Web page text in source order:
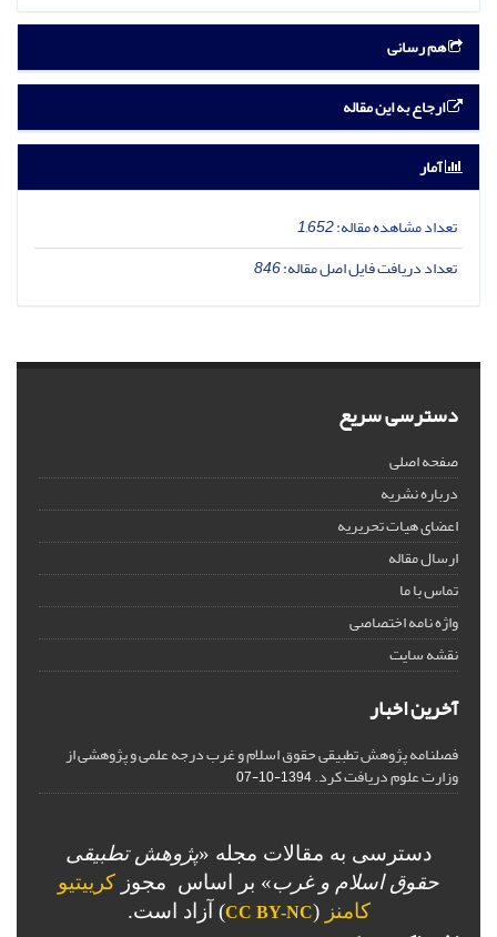
هم رسانی
ارجاع به این مقاله
آمار
تعداد مشاهده مقاله:1,652
تعداد دریافت فایل اصل مقاله:846
دسترسی سریع
صفحه اصلی
درباره نشریه
اعضای هیات تحریریه
ارسال مقاله
تماس با ما
واژه نامه اختصاصی
نقشه سایت
آخرین اخبار
فصلنامه پژوهش تطبیقی حقوق اسلام و غرب درجه علمی و پژوهشی از
وزارت علوم دریافت کرد.1394-10-07
دسترسی به مقالات مجله «پژوهش تطبیقی
حقوق اسلام و غرب» بر اساس مجوز کرییتیو
کامنز (
CC BY-NC) آزاد است.